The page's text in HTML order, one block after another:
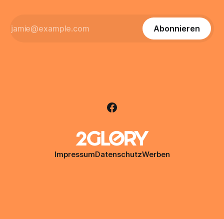
Abonnieren
ImpressumDatenschutzWerben